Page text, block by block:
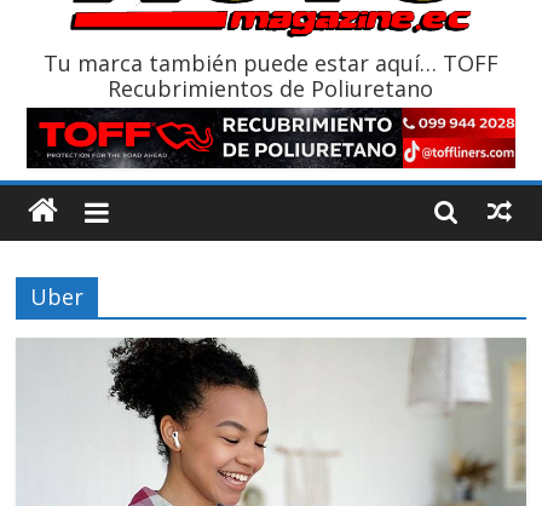
La FEDAK recibe 12 Sinotruk Bolden para cubrir las rutas de La
Tu marca también puede estar aquí… TOFF
Recubrimientos de Poliuretano
Uber